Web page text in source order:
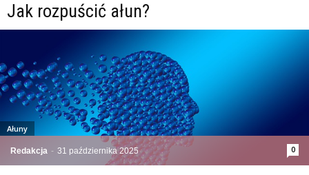
Jak rozpuścić ałun?
Redakcja - 31 października 2025 0
Ałuny